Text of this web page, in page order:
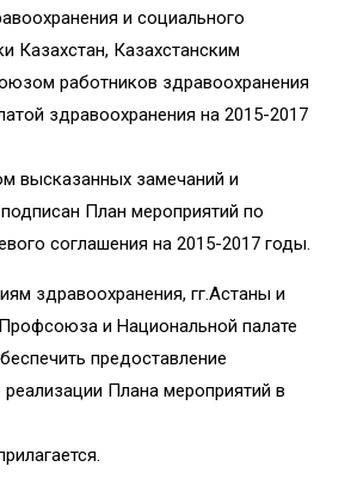
и социального
Казахстан, Казахстанским
работников здравоохранения
здравоохранения на 2015-2017
высказанных замечаний и
План мероприятий по
соглашения на 2015-2017 годы.
здравоохранения, гг.Астаны и
и Национальной палате
предоставление
Плана мероприятий в